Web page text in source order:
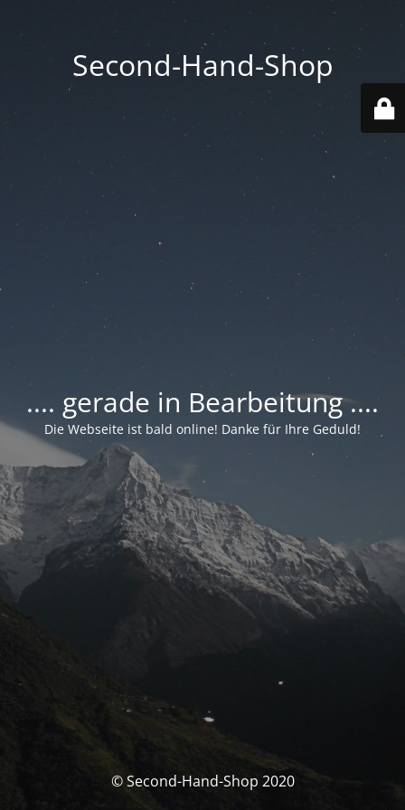
Second-Hand-Shop
.... gerade in Bearbeitung ....
Die Webseite ist bald online! Danke für Ihre Geduld!
© Second-Hand-Shop 2020